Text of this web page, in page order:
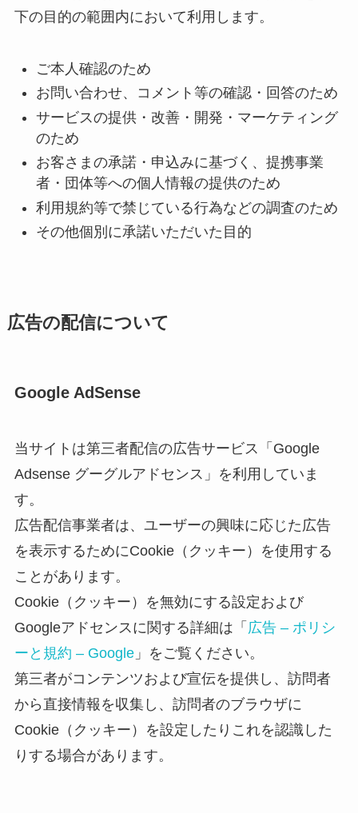
下の目的の範囲内において利用します。
ご本人確認のため
お問い合わせ、コメント等の確認・回答のため
サービスの提供・改善・開発・マーケティング
のため
お客さまの承諾・申込みに基づく、提携事業
者・団体等への個人情報の提供のため
利用規約等で禁じている行為などの調査のため
その他個別に承諾いただいた目的
広告の配信について
Google AdSense
当サイトは第三者配信の広告サービス「Google
Adsense グーグルアドセンス」を利用していま
す。
広告配信事業者は、ユーザーの興味に応じた広告
を表示するためにCookie（クッキー）を使用する
ことがあります。
Cookie（クッキー）を無効にする設定および
Googleアドセンスに関する詳細は「 広告 – ポリシ
ーと規約 – Google」をご覧ください。
第三者がコンテンツおよび宣伝を提供し、訪問者
から直接情報を収集し、訪問者のブラウザに
Cookie（クッキー）を設定したりこれを認識した
りする場合があります。